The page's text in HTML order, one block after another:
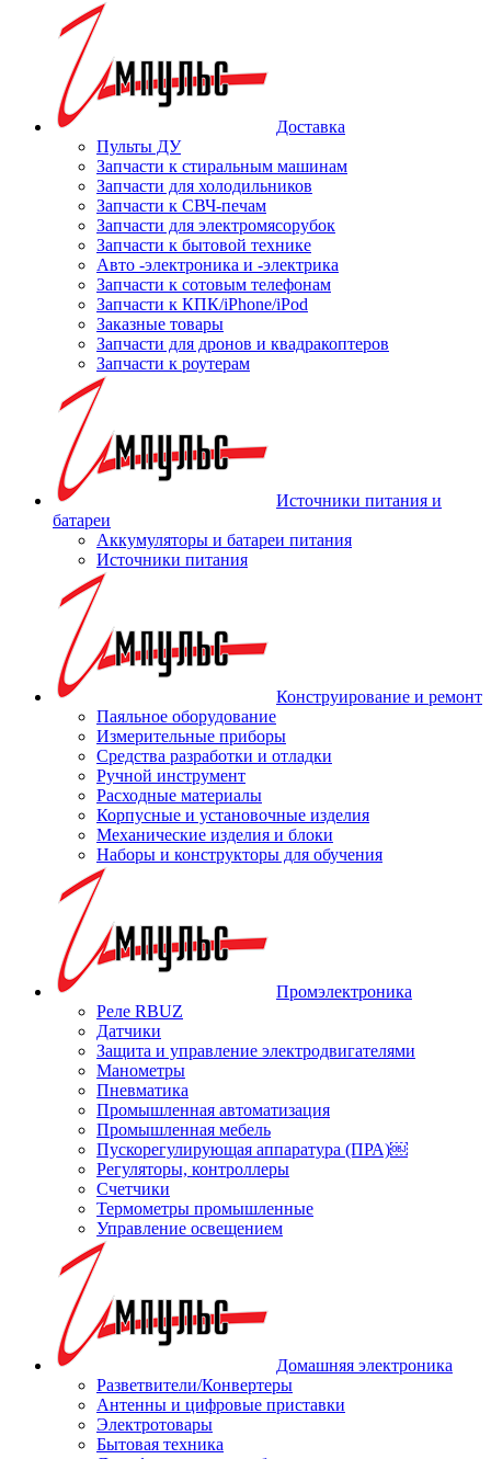
Доставка
Пульты ДУ
Запчасти к стиральным машинам
Запчасти для холодильников
Запчасти к СВЧ-печам
Запчасти для электромясорубок
Запчасти к бытовой технике
Авто -электроника и -электрика
Запчасти к сотовым телефонам
Запчасти к КПК/iPhone/iPod
Заказные товары
Запчасти для дронов и квадракоптеров
Запчасти к роутерам
Источники питания и
батареи
Аккумуляторы и батареи питания
Источники питания
Конструирование и ремонт
Паяльное оборудование
Измерительные приборы
Средства разработки и отладки
Ручной инструмент
Расходные материалы
Корпусные и установочные изделия
Механические изделия и блоки
Наборы и конструкторы для обучения
Промэлектроника
Реле RBUZ
Датчики
Защита и управление электродвигателями
Манометры
Пневматика
Промышленная автоматизация
Промышленная мебель
Пускорегулирующая аппаратура (ПРА)￼
Регуляторы, контроллеры
Счетчики
Термометры промышленные
Управление освещением
Домашняя электроника
Разветвители/Конвертеры
Антенны и цифровые приставки
Электротовары
Бытовая техника